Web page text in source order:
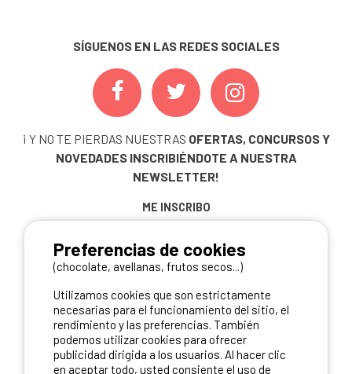
SÍGUENOS EN LAS REDES SOCIALES
¡ Y NO TE PIERDAS NUESTRAS OFERTAS, CONCURSOS Y
NOVEDADES INSCRIBIÉNDOTE A NUESTRA
NEWSLETTER!
ME INSCRIBO
NUESTROS PARTNERS
Preferencias de cookies
(chocolate, avellanas, frutos secos...)
Utilizamos cookies que son estrictamente
necesarias para el funcionamiento del sitio, el
rendimiento y las preferencias. También
podemos utilizar cookies para ofrecer
publicidad dirigida a los usuarios. Al hacer clic
en aceptar todo, usted consiente el uso de